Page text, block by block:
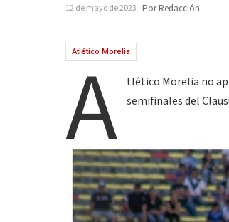
12 de mayo de 2023 Por Redacción
Atlético Morelia
A
tlético Morelia no
semifinales del